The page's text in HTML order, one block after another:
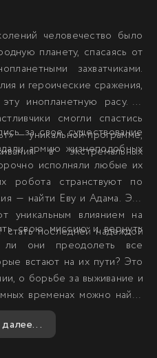
человечество было
планету, спасаясь от
захватчиками.
и героические сражения,
инопланетную расу. В
смогли спастись
— уникальной программе,
в экстремальных
за свое существование
армию жизнеподобных
исполняли любые их
робота странствуют по
— найти Еву и Адама. Эти
уникальным влиянием на
последней надеждой
свою миссию и вернуть
они преодолеть все
встают на их пути? Это
о борьбе за выживание и
временах можно найти
два робота могут стать
человечества.